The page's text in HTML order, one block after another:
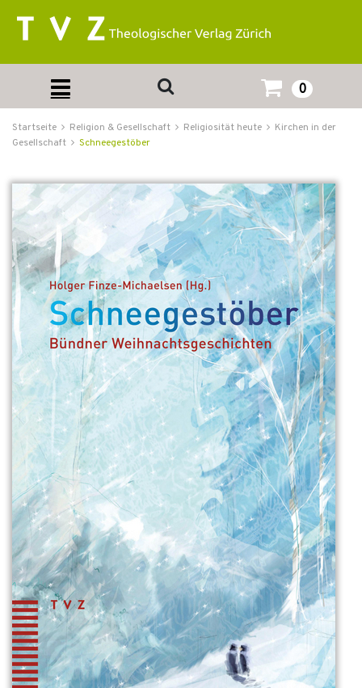
0
Startseite Religion & Gesellschaft Religiosität heute
Kirchen in der
Gesellschaft
Schneegestöber